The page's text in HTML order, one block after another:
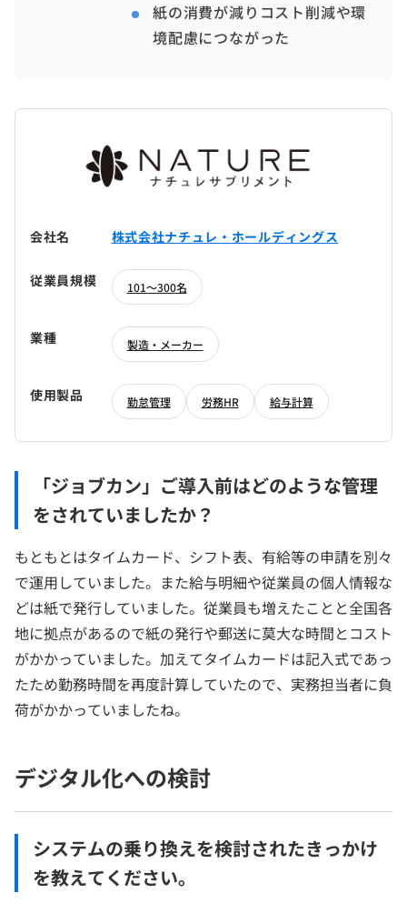
紙の消費が減りコスト削減や環
境配慮につながった
会社名 株式会社ナチュレ・ホールディングス
従業員規模 101～300名
業種 製造・メーカー
使用製品 勤怠管理 労務HR 給与計算
「ジョブカン」ご導入前はどのような管理
をされていましたか？
もともとはタイムカード、シフト表、有給等の申請を別々
で運用していました。また給与明細や従業員の個人情報な
どは紙で発行していました。従業員も増えたことと全国各
地に拠点があるので紙の発行や郵送に莫大な時間とコスト
がかかっていました。加えてタイムカードは記入式であっ
たため勤務時間を再度計算していたので、実務担当者に負
荷がかかっていましたね。
デジタル化への検討
システムの乗り換えを検討されたきっかけ
を教えてください。